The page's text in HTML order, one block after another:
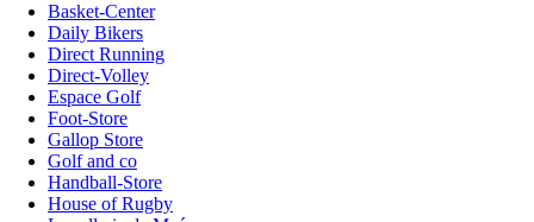
Basket-Center
Daily Bikers
Direct Running
Direct-Volley
Espace Golf
Foot-Store
Gallop Store
Golf and co
Handball-Store
House of Rugby